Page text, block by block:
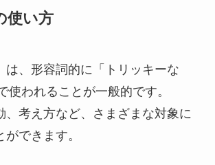
使い方
は、形容詞的に「トリッキーな
使われることが一般的です。
、考え方など、さまざまな対象に
できます。